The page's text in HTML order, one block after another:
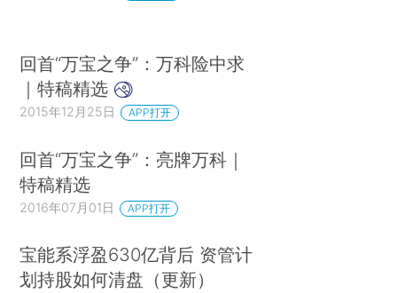
回首“万宝之争”：万科险中求
｜特稿精选
2015年12月25日 APP打开
回首“万宝之争”：亮牌万科｜
特稿精选
2016年07月01日 APP打开
宝能系浮盈630亿背后 资管计
划持股如何清盘（更新）